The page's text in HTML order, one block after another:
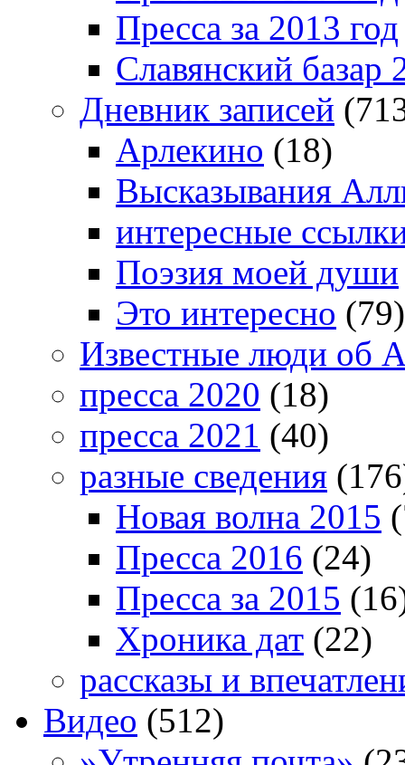
Пресса за 2013 год
Славянский базар
Дневник записей
Арлекино (18)
Высказывания
интересные
Поэзия моей души
Это интересно (79)
Известные люди об
пресса 2020 (18)
пресса 2021 (40)
разные сведения
Новая волна 2015
Пресса 2016 (24)
Пресса за 2015
Хроника дат (22)
рассказы и
Видео (512)